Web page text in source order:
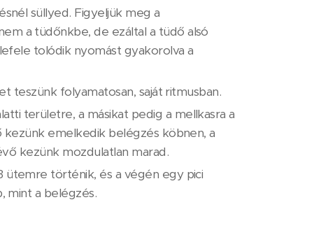
süllyed. Figyeljük meg a
a tüdőnkbe, de ezáltal a tüdő alsó
tolódik nyomást gyakorolva a
teszünk folyamatosan, saját ritmusban.
területre, a másikat pedig a mellkasra a
emelkedik belégzés köbnen, a
kezünk mozdulatlan marad.
történik, és a végén egy pici
mint a belégzés.